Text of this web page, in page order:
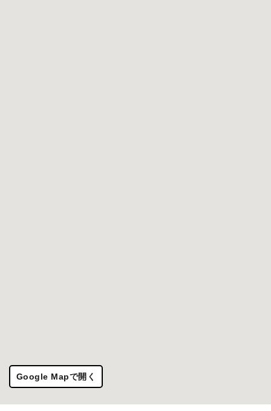
Google Mapで開く